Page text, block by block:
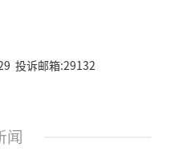
投诉邮箱:29132
闻